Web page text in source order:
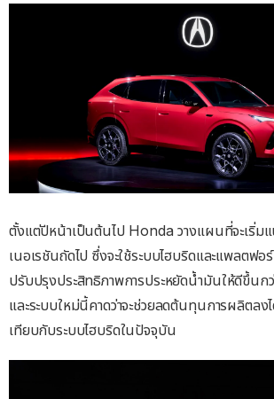
ตั้งแต่ปีหน้าเป็นต้นไป Honda วางแผนที่จะเริ่มแ
เนอเรชันถัดไป ซึ่งจะใช้ระบบไฮบริดและแพลตฟอ
ปรับปรุงประสิทธิภาพการประหยัดน้ำมันให้ดีขึ้นก
และระบบใหม่นี้คาดว่าจะช่วยลดต้นทุนการผลิตลง
เทียบกับระบบไฮบริดในปัจจุบัน